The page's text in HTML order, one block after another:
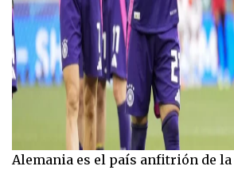
Alemania es el país anfitrión de la